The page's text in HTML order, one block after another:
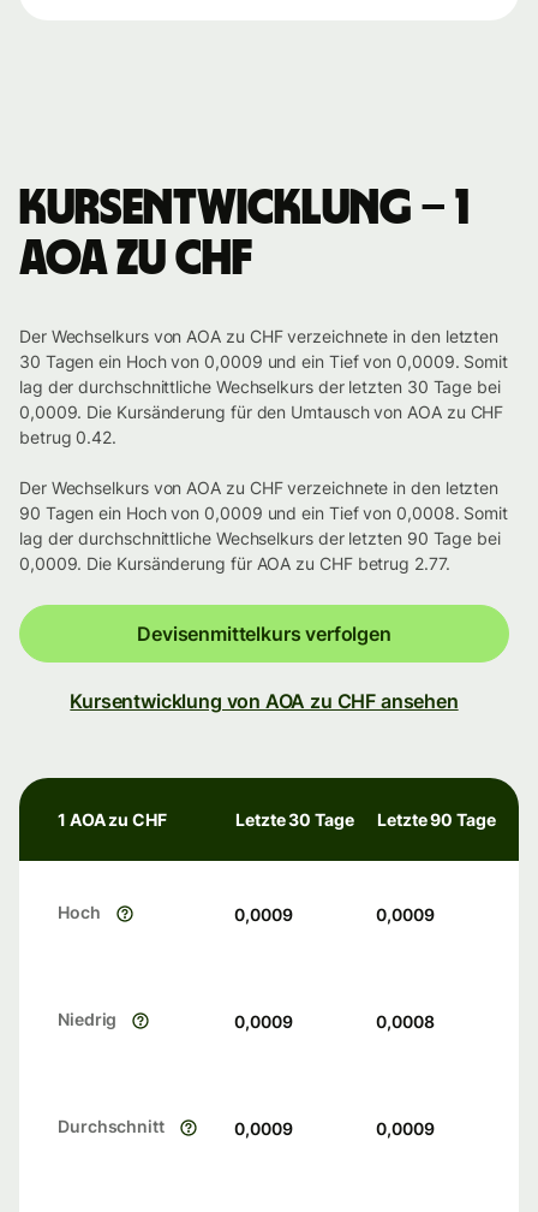
Kursentwicklung – 1
AOA zu CHF
Der Wechselkurs von AOA zu CHF verzeichnete in den letzten
30 Tagen ein Hoch von 0,0009 und ein Tief von 0,0009. Somit
lag der durchschnittliche Wechselkurs der letzten 30 Tage bei
0,0009. Die Kursänderung für den Umtausch von AOA zu CHF
betrug 0.42.
Der Wechselkurs von AOA zu CHF verzeichnete in den letzten
90 Tagen ein Hoch von 0,0009 und ein Tief von 0,0008. Somit
lag der durchschnittliche Wechselkurs der letzten 90 Tage bei
0,0009. Die Kursänderung für AOA zu CHF betrug 2.77.
Devisenmittelkurs verfolgen
Kursentwicklung von AOA zu CHF ansehen
1 AOA zu CHF Letzte 30 Tage Letzte 90 Tage
Hoch 0,0009 0,0009
Niedrig 0,0009 0,0008
Durchschnitt 0,0009 0,0009